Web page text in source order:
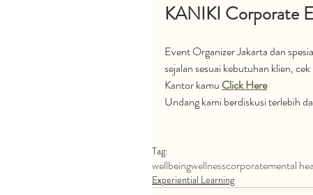
KANIKI Corporate
Event Organizer Jakarta dan
sejalan sesuai kebutuhan klien,
Kantor kamu Click Here
Undang kami berdiskusi terlebih
Tag:
wellbeingwellnesscorporatemental
Experiential Learning